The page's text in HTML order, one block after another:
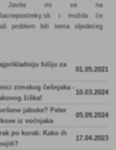
Javite mi se na
i možda će
problem biti tema sljedećeg
foliju za
01.05.2021
zimskog češnjaka -
žiška!
10.03.2024
jabuke? Peter
iz voćnjaka
05.09.2024
po korak: Kako ih
17.04.2023